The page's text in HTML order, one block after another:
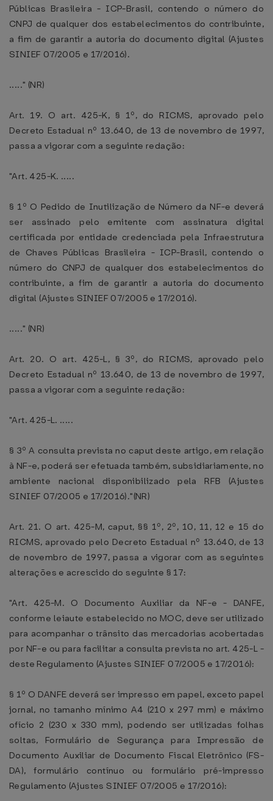
Públicas Brasileira - ICP-Brasil, contendo o número do
CNPJ de qualquer dos estabelecimentos do contribuinte,
a fim de garantir a autoria do documento digital (Ajustes
SINIEF 07/2005 e 17/2016).
....." (NR)
Art. 19. O art. 425-K, § 1º, do RICMS, aprovado pelo
Decreto Estadual nº 13.640, de 13 de novembro de 1997,
passa a vigorar com a seguinte redação:
"Art. 425-K. .....
§ 1º O Pedido de Inutilização de Número da NF-e deverá
ser assinado pelo emitente com assinatura digital
certificada por entidade credenciada pela Infraestrutura
de Chaves Públicas Brasileira - ICP-Brasil, contendo o
número do CNPJ de qualquer dos estabelecimentos do
contribuinte, a fim de garantir a autoria do documento
digital (Ajustes SINIEF 07/2005 e 17/2016).
....." (NR)
Art. 20. O art. 425-L, § 3º, do RICMS, aprovado pelo
Decreto Estadual nº 13.640, de 13 de novembro de 1997,
passa a vigorar com a seguinte redação:
"Art. 425-L. .....
§ 3º A consulta prevista no caput deste artigo, em relação
à NF-e, poderá ser efetuada também, subsidiariamente, no
ambiente nacional disponibilizado pela RFB (Ajustes
SINIEF 07/2005 e 17/2016)."(NR)
Art. 21. O art. 425-M, caput, §§ 1º, 2º, 10, 11, 12 e 15 do
RICMS, aprovado pelo Decreto Estadual nº 13.640, de 13
de novembro de 1997, passa a vigorar com as seguintes
alterações e acrescido do seguinte § 17:
"Art. 425-M. O Documento Auxiliar da NF-e - DANFE,
conforme leiaute estabelecido no MOC, deve ser utilizado
para acompanhar o trânsito das mercadorias acobertadas
por NF-e ou para facilitar a consulta prevista no art. 425-L -
deste Regulamento (Ajustes SINIEF 07/2005 e 17/2016):
§ 1º O DANFE deverá ser impresso em papel, exceto papel
jornal, no tamanho mínimo A4 (210 x 297 mm) e máximo
ofício 2 (230 x 330 mm), podendo ser utilizadas folhas
soltas, Formulário de Segurança para Impressão de
Documento Auxiliar de Documento Fiscal Eletrônico (FS-
DA), formulário contínuo ou formulário pré-impresso
Regulamento (Ajustes SINIEF 07/2005 e 17/2016):